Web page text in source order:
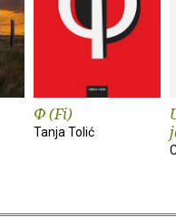
Φ (Fi)
Tanja Tolić